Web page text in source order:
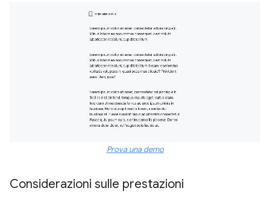
Prova una demo
Considerazioni sulle prestazioni